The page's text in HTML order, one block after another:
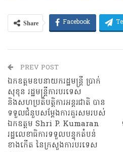
Share Facebook
PREV POST
ឯកឧត្តមឧបនាយករដ្ឋមន្ត្រី ប្រាក់
សុខុន រដ្ឋមន្ត្រីការបរទេស
និងសហប្រតិបត្តិការអន្តរជាតិ បាន
ទទួលជំនួបសម្តែងការគួរសមរបស់
ឯកឧត្តម Shri P. Kumaran
រដ្ឋលេខាធិការទទួលបន្ទុកតំបន់
ខាងកើត នៃក្រសួងការបរទេស